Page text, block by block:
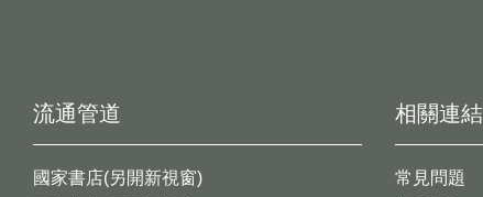
流通管道
國家書店(另開新視窗)
相關連結
常見問題